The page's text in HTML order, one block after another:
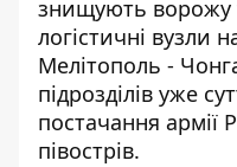
знищують ворожу
логістичні вузли
Мелітополь -
підрозділів уже
постачання армії
півострів.